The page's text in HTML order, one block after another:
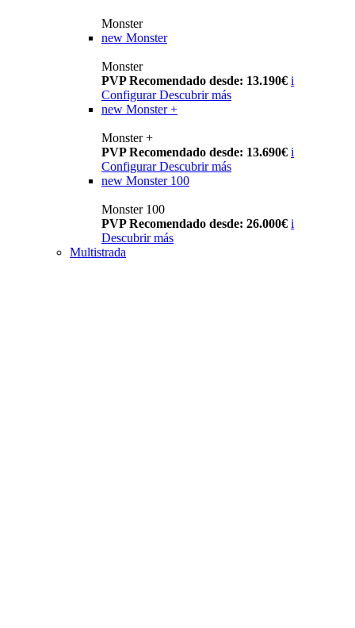
Monster
new Monster
Monster
PVP Recomendado desde: 13.190€ i
Configurar Descubrir más
new Monster +
Monster +
PVP Recomendado desde: 13.690€ i
Configurar Descubrir más
new Monster 100
Monster 100
PVP Recomendado desde: 26.000€ i
Descubrir más
Multistrada